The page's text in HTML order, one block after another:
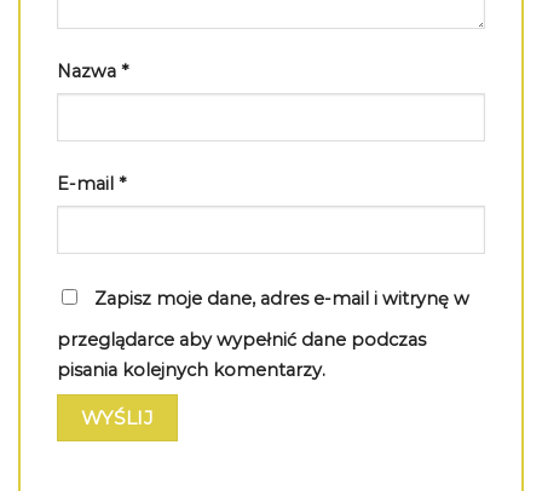
Nazwa *
E-mail *
Zapisz moje dane, adres e-mail i witrynę w
przeglądarce aby wypełnić dane podczas
pisania kolejnych komentarzy.